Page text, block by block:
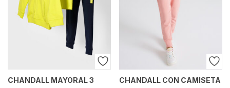
CHANDALL MAYORAL 3
CHANDALL CON CAMISETA